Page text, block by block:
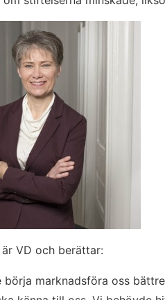
VD och berättar:
börja marknadsföra oss